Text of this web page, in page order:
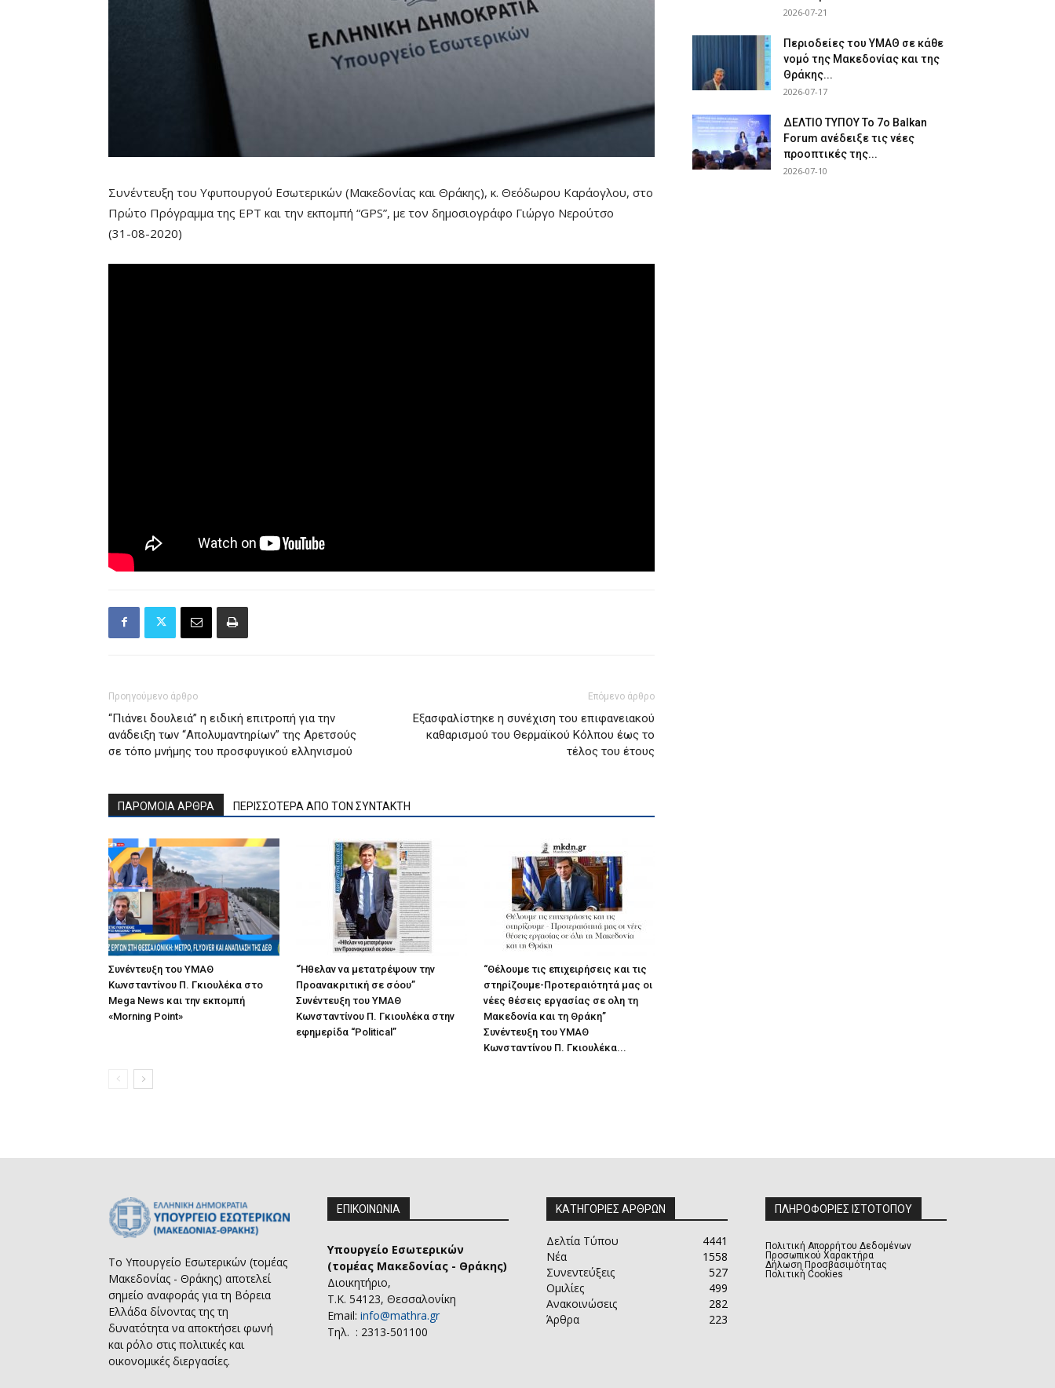
Συνέντευξη του Υφυπουργού Εσωτερικών (Μακεδονίας και Θράκης), κ. Θεόδωρου Καράογλου, στο
Πρώτο Πρόγραμμα της ΕΡΤ και την εκπομπή “GPS”, με τον δημοσιογράφο Γιώργο Νερούτσο
(31-08-2020)
Προηγούμενο άρθρο
“Πιάνει δουλειά” η ειδική επιτροπή για την
ανάδειξη των “Απολυμαντηρίων” της Αρετσούς
σε τόπο μνήμης του προσφυγικού ελληνισμού
Επόμενο άρθρο
Εξασφαλίστηκε η συνέχιση του επιφανειακού
καθαρισμού του Θερμαϊκού Κόλπου έως το
τέλος του έτους
ΠΑΡΟΜΟΙΑ ΑΡΘΡΑ ΠΕΡΙΣΣΟΤΕΡΑ ΑΠΟ ΤΟΝ ΣΥΝΤΑΚΤΗ
Συνέντευξη του ΥΜΑΘ
Κωνσταντίνου Π. Γκιουλέκα στο
Mega News και την εκπομπή
«Morning Point»
“Ήθελαν να μετατρέψουν την
Προανακριτική σε σόου”
Συνέντευξη του ΥΜΑΘ
Κωνσταντίνου Π. Γκιουλέκα στην
εφημερίδα “Political”
“Θέλουμε τις επιχειρήσεις και τις
στηρίζουμε-Προτεραιότητά μας οι
νέες θέσεις εργασίας σε ολη τη
Μακεδονία και τη Θράκη”
Συνέντευξη του ΥΜΑΘ
Κωνσταντίνου Π. Γκιουλέκα...
2026-07-21
Περιοδείες του ΥΜΑΘ σε κάθε
νομό της Μακεδονίας και της
Θράκης...
2026-07-17
ΔΕΛΤΙΟ ΤΥΠΟΥ Το 7ο Balkan
Forum ανέδειξε τις νέες
προοπτικές της...
2026-07-10
Το Υπουργείο Εσωτερικών (τομέας
Μακεδονίας - Θράκης) αποτελεί
σημείο αναφοράς για τη Βόρεια
Ελλάδα δίνοντας της τη
δυνατότητα να αποκτήσει φωνή
και ρόλο στις πολιτικές και
οικονομικές διεργασίες.
ΕΠΙΚΟΙΝΩΝΙΑ
Υπουργείο Εσωτερικών
(τομέας Μακεδονίας - Θράκης)
Διοικητήριο,
Τ.Κ. 54123, Θεσσαλονίκη
Email: info@mathra.gr
Τηλ. : 2313-501100
ΚΑΤΗΓΟΡΙΕΣ ΑΡΘΡΩΝ
Δελτία Τύπου
4441
Νέα
1558
Συνεντεύξεις
527
Ομιλίες
499
Ανακοινώσεις
282
Άρθρα
223
ΠΛΗΡΟΦΟΡΙΕΣ ΙΣΤΟΤΟΠΟΥ
Πολιτική Απορρήτου Δεδομένων
Προσωπικού Χαρακτήρα
Δήλωση Προσβασιμότητας
Πολιτική Cookies